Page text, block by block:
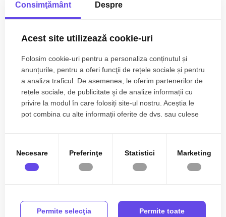
5 2
Consimţământ Despre
Acest site utilizează cookie-uri
Folosim cookie-uri pentru a personaliza conținutul și
anunțurile, pentru a oferi funcţii de rețele sociale și pentru
a analiza traficul. De asemenea, le oferim partenerilor de
rețele sociale, de publicitate şi de analize informații cu
privire la modul în care folosiți site-ul nostru. Aceștia le
pot combina cu alte informații oferite de dvs. sau culese
Necesare Preferinţe Statistici Marketing
Permite selecţia Permite toate